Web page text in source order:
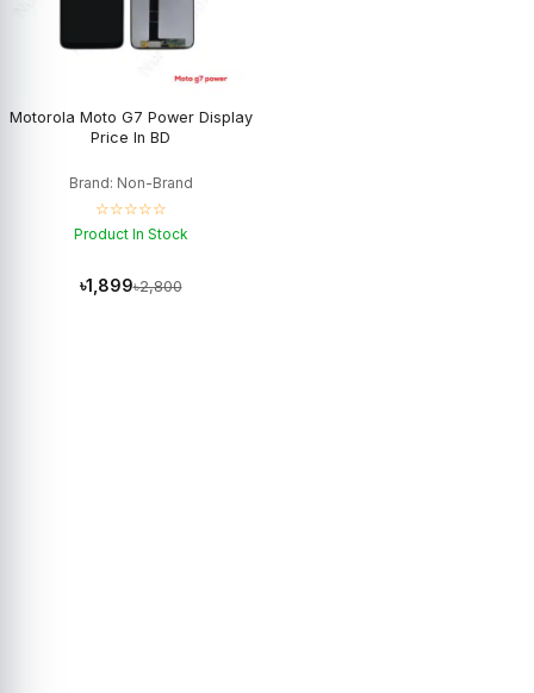
Motorola Moto G7 Power Display
Price In BD
Brand: Non-Brand
☆☆☆☆☆
Product In Stock
৳1,899৳2,800